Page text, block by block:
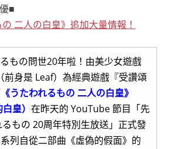
■
二人の白皇》追加大量情報！
もの問世20年啦！由美少女遊戲
前身是 Leaf）為經典遊戲『受讚頌
《うたわれるもの 二人の白皇》
皇） 在昨天的 YouTube 節目「先
もの 20周年特別生放送」正式發
列自從二部曲《虛偽的假面》的